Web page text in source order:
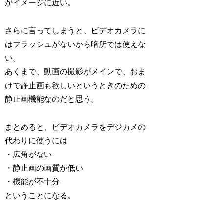
がイメージに近い。
さらに言ってしまうと、ビデオカメラに
はフラッシュがないから暗所では使えな
い。
あくまで、動画の撮影がメインで、おま
けで静止画も欲しいというときのための
静止画機能なのだと思う。
まとめると、ビデオカメラをデジカメの
代わりに使うには
・広角がない
・静止画の画質が低い
・機能が不十分
ということになる。